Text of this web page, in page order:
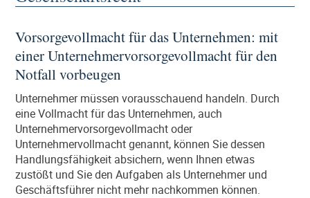
Vorsorgevollmacht für das Unternehmen: mit
einer Unternehmervorsorgevollmacht für den
Notfall vorbeugen
Unternehmer müssen vorausschauend handeln. Durch
eine Vollmacht für das Unternehmen, auch
Unternehmervorsorgevollmacht oder
Unternehmervollmacht genannt, können Sie dessen
Handlungsfähigkeit absichern, wenn Ihnen etwas
zustößt und Sie den Aufgaben als Unternehmer und
Geschäftsführer nicht mehr nachkommen können.